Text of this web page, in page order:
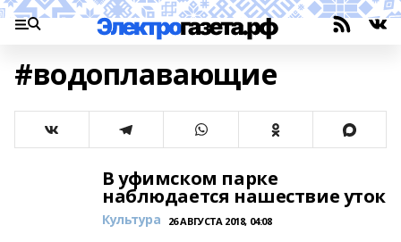
#водоплавающие
В уфимском парке
наблюдается нашествие уток
Культура 26 АВГУСТА 2018, 04:08